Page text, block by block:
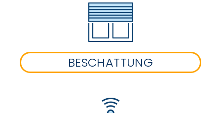
BESCHATTUNG